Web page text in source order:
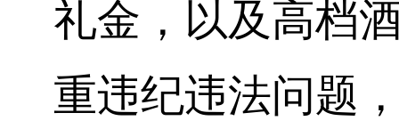
礼金，以及高档
重违纪违法问题